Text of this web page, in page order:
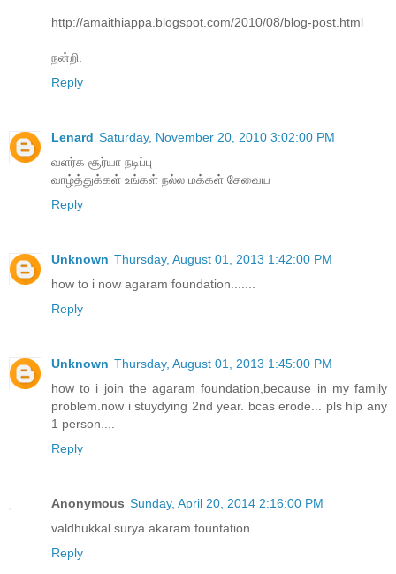
http://amaithiappa.blogspot.com/2010/08/blog-post.html
நன்றி.
Reply
Lenard Saturday, November 20, 2010 3:02:00 PM
வளர்க சூர்யா நடிப்பு
வாழ்த்துக்கள் உங்கள் நல்ல மக்கள் சேவைய
Reply
Unknown Thursday, August 01, 2013 1:42:00 PM
how to i now agaram foundation.......
Reply
Unknown Thursday, August 01, 2013 1:45:00 PM
how to i join the agaram foundation,because in my family
problem.now i stuydying 2nd year. bcas erode... pls hlp any
1 person....
Reply
Anonymous Sunday, April 20, 2014 2:16:00 PM
valdhukkal surya akaram fountation
Reply